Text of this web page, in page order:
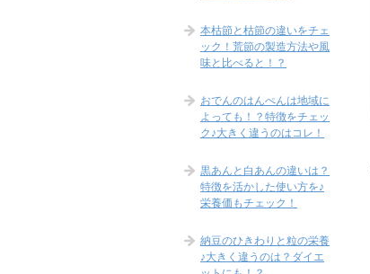
本枯節と枯節の違いをチェ
ック！荒節の製造方法や風
味と比べると！？
おでんのはんぺんは地域に
よっても！？特徴をチェッ
ク♪大きく違うのはコレ！
黒あんと白あんの違いは？
特徴を活かした使い方を♪
栄養価もチェック！
納豆のひきわりと粒の栄養
♪大きく違うのは？ダイエ